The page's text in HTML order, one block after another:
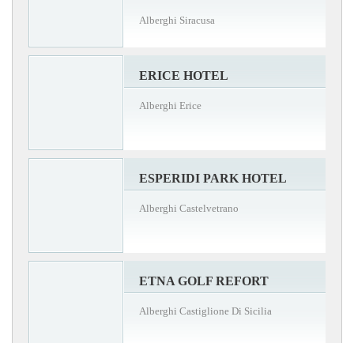
Alberghi Siracusa
ERICE HOTEL
Alberghi Erice
ESPERIDI PARK HOTEL
Alberghi Castelvetrano
ETNA GOLF REFORT
Alberghi Castiglione Di Sicilia